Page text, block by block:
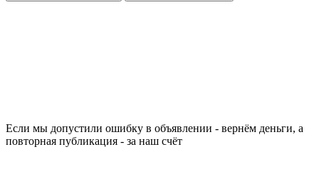
Если мы допустили ошибку в объявлении - вернём деньги, а
повторная публикация - за наш счёт